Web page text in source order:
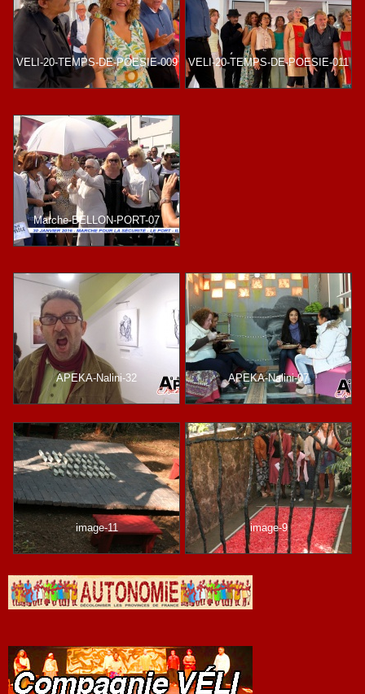
VELI-20-TEMPS-DE-POESIE-009 VELI-20-TEMPS-DE-POESIE-011
Marche-BELLON-PORT-07
APEKA-Nalini-32 APEKA-Nalini-07
image-11 image-9